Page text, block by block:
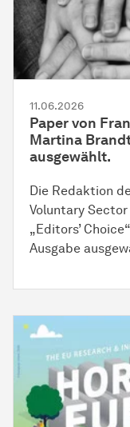
11.06.2026
Paper von
Martina
ausgewählt.
Die Redaktion
Voluntary
„Editors’
Ausgabe